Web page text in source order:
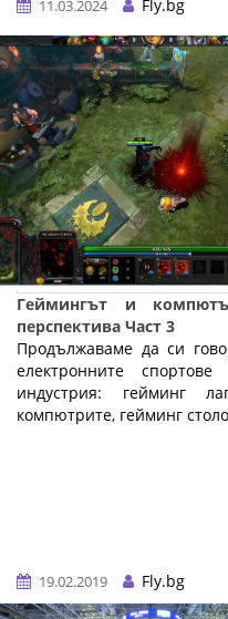
11.03.2024
Fly.bg
Геймингът и
перспектива Част 3
Продължаваме да си
електронните
индустрия: гейминг
компютрите, гейминг
19.02.2019
Fly.bg